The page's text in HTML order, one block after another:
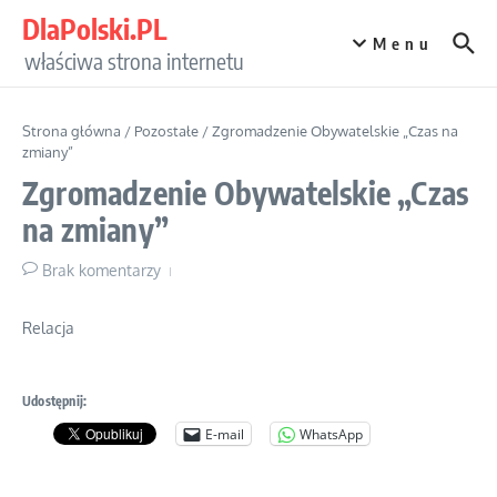
DlaPolski.PL
właściwa strona internetu
Menu
Strona główna / Pozostałe /Zgromadzenie Obywatelskie „Czas na
zmiany”
Zgromadzenie Obywatelskie „Czas
na zmiany”
Brak komentarzy
Relacja
Udostępnij:
E-mail WhatsApp